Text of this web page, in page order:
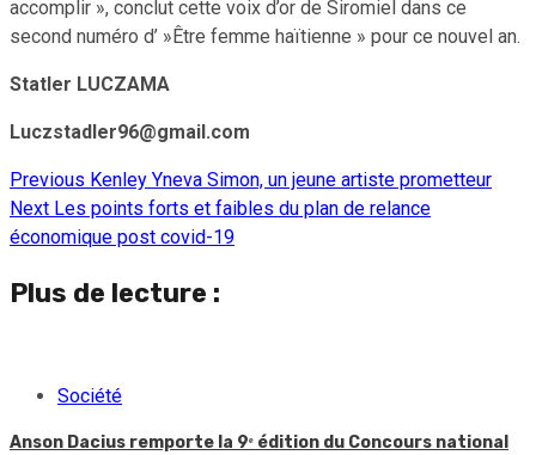
accomplir », conclut cette voix d’or de Siromiel dans ce
second numéro d’ »Être femme haïtienne » pour ce nouvel an.
Statler LUCZAMA
Luczstadler96@gmail.com
Continue
Reading
Previous Kenley Yneva Simon, un jeune artiste prometteur
Next Les points forts et faibles du plan de relance
économique post covid-19
Plus de lecture :
Société
Anson Dacius remporte la 9ᵉ édition du Concours national